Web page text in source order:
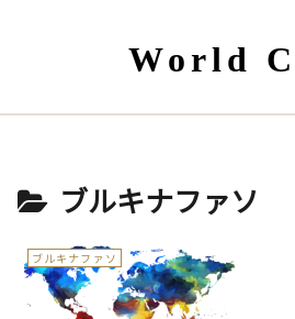
World
ブルキナファソ
ブルキナファソ